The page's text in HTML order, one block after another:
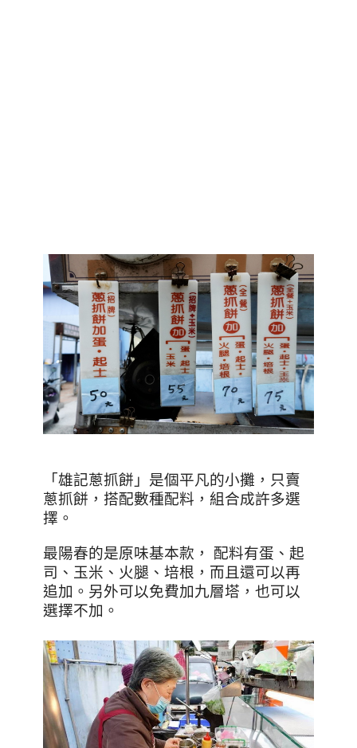
「雄記蔥抓餅」 是個平凡的小攤，只賣
蔥抓餅，搭配數種配料，組合成許多選
擇。
最陽春的是原味基本款， 配料有蛋、起
司、玉米、火腿、培根，而且還可以再
追加。另外可以免費加九層塔，也可以
選擇不加。